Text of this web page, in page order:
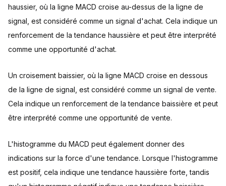
haussier, où la ligne MACD croise au-dessus de la ligne de
signal, est considéré comme un signal d'achat. Cela indique un
renforcement de la tendance haussière et peut être interprété
comme une opportunité d'achat.
Un croisement baissier, où la ligne MACD croise en dessous
de la ligne de signal, est considéré comme un signal de vente.
Cela indique un renforcement de la tendance baissière et peut
être interprété comme une opportunité de vente.
L'histogramme du MACD peut également donner des
indications sur la force d'une tendance. Lorsque l'histogramme
est positif, cela indique une tendance haussière forte, tandis